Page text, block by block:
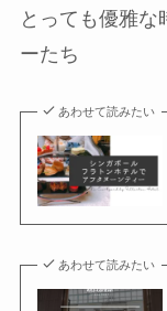
とっても優雅な
ーたち
あわせて読みたい
あわせて読みたい